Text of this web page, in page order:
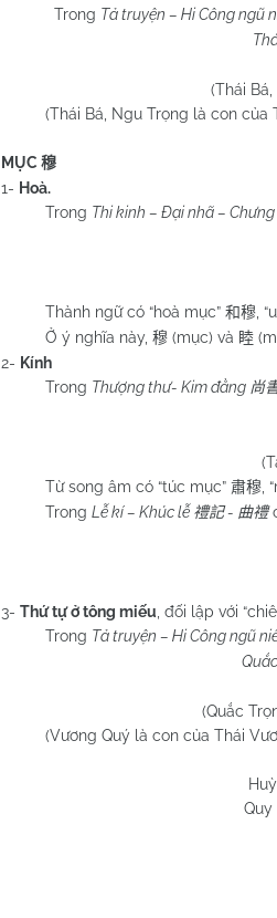
Trong Tả truyện – Hi Công ngũ
(Thái
(Thái Bá, Ngu Trọng là con của
MỤC 穆
1- Hoà.
Trong Thi kinh – Đại nhã –
Thành ngữ có “hoà mục” 和穆 ,
Ở ý nghĩa này, 穆 (mục) và 睦
2- Kính
Trong Thượng thư- Kim đằng 尚
Từ song âm có “túc mục” 肅穆 ,
Trong Lễ kí – Khúc lễ 禮記- 曲禮
3- Thứ tự ở tông miếu , đối lập với
Trong Tả truyện – Hi Công ngũ
(Quắc
(Vương Quý là con của Thái
Quy